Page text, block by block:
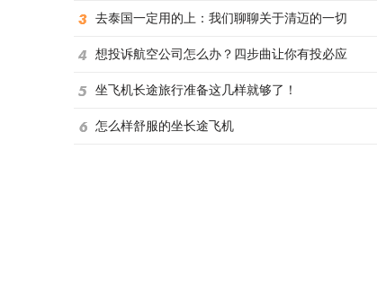
去泰国一定用的上：我们聊聊关于清迈的一切
想投诉航空公司怎么办？四步曲让你有投必应
坐飞机长途旅行准备这几样就够了！
怎么样舒服的坐长途飞机